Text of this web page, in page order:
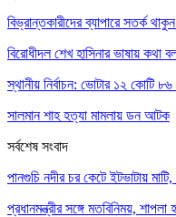
বিভ্রান্তকারীদের ব্যাপারে সতর্ক
বিরোধীদল শেখ হাসিনার ভাষায় কথা
স্থানীয় নির্বাচন: ভোটার ১২ কোটি
সালমান শাহ হত্যা মামলায় ডন আটক
সর্বশেষ সংবাদ
পানগুচি নদীর চর কেটে ইটভাটায়
প্রধানমন্ত্রীর সঙ্গে মতবিনিময়,